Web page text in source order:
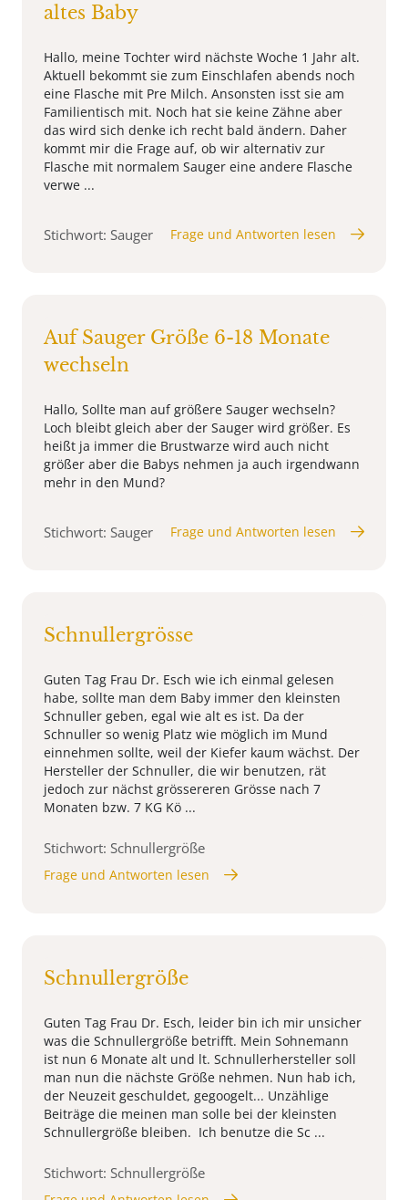
altes Baby
Hallo, meine Tochter wird nächste Woche 1 Jahr alt.
Aktuell bekommt sie zum Einschlafen abends noch
eine Flasche mit Pre Milch. Ansonsten isst sie am
Familientisch mit. Noch hat sie keine Zähne aber
das wird sich denke ich recht bald ändern. Daher
kommt mir die Frage auf, ob wir alternativ zur
Flasche mit normalem Sauger eine andere Flasche
verwe ...
Stichwort: Sauger Frage und Antworten lesen
Auf Sauger Größe 6-18 Monate
wechseln
Hallo, Sollte man auf größere Sauger wechseln?
Loch bleibt gleich aber der Sauger wird größer. Es
heißt ja immer die Brustwarze wird auch nicht
größer aber die Babys nehmen ja auch irgendwann
mehr in den Mund?
Stichwort: Sauger Frage und Antworten lesen
Schnullergrösse
Guten Tag Frau Dr. Esch wie ich einmal gelesen
habe, sollte man dem Baby immer den kleinsten
Schnuller geben, egal wie alt es ist. Da der
Schnuller so wenig Platz wie möglich im Mund
einnehmen sollte, weil der Kiefer kaum wächst. Der
Hersteller der Schnuller, die wir benutzen, rät
jedoch zur nächst grössereren Grösse nach 7
Monaten bzw. 7 KG Kö ...
Stichwort: Schnullergröße
Frage und Antworten lesen
Schnullergröße
Guten Tag Frau Dr. Esch, leider bin ich mir unsicher
was die Schnullergröße betrifft. Mein Sohnemann
ist nun 6 Monate alt und lt. Schnullerhersteller soll
man nun die nächste Größe nehmen. Nun hab ich,
der Neuzeit geschuldet, gegoogelt... Unzählige
Beiträge die meinen man solle bei der kleinsten
Schnullergröße bleiben. Ich benutze die Sc ...
Stichwort: Schnullergröße